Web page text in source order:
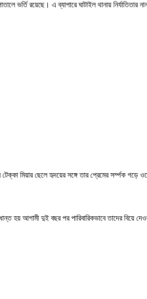
ভর্তি রয়েছে। এ ব্যাপারে ঘাটাইল থানায় নির্যাতিতার
মিয়ার ছেলে হৃদয়ের সঙ্গে তার প্রেমের সর্ম্পক গড়ে
হয় আগামী দুই বছর পর পারিবারিকভাবে তাদের বিয়ে